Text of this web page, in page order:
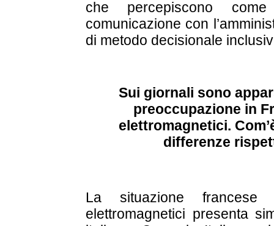
che percepiscono
comunicazione con
di metodo decisionale
Sui giornali sono
preoccupazione in
elettromagnetici.
differenze
La situazione
elettromagnetici presenta